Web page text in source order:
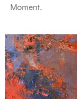
Moment.